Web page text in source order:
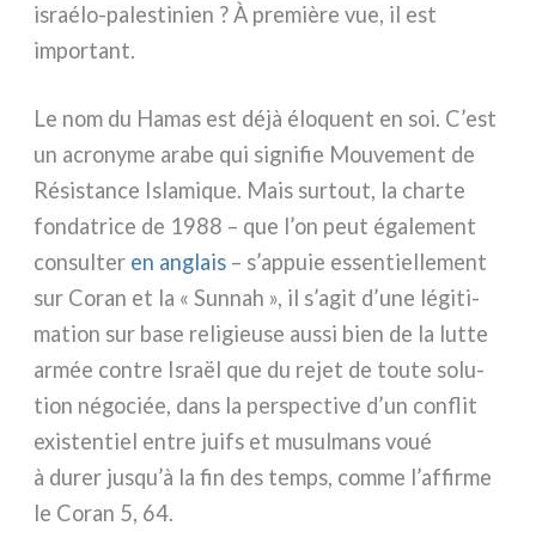
israélo-palestinien ? À pre­miè­re vue, il est
impor­tant.
Le nom du Hamas est déjà élo­quent en soi. C’est
un acro­ny­me ara­be qui signi­fie Mouvement de
Résistance Islamique. Mais sur­tout, la char­te
fon­da­tri­ce de 1988 – que l’on peut éga­le­ment
con­sul­ter en anglais – s’appuie essen­tiel­le­ment
sur Coran et la « Sunnah », il s’agit d’une légi­ti­
ma­tion sur base reli­gieu­se aus­si bien de la lut­te
armée con­tre Israël que du rejet de tou­te solu­
tion négo­ciée, dans la per­spec­ti­ve d’un con­flit
exi­sten­tiel entre juifs et musul­mans voué
à durer jusqu’à la fin des temps, com­me l’affirme
le Coran 5, 64.